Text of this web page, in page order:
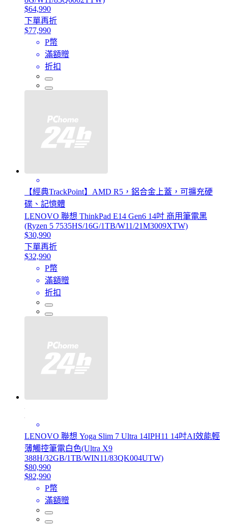
$64,990
下單再折
$77,990
P幣
滿額贈
折扣
【經典TrackPoint】AMD R5，鋁合金上蓋，可擴充硬
碟、記憶體
LENOVO 聯想 ThinkPad E14 Gen6 14吋 商用筆電黑
(Ryzen 5 7535HS/16G/1TB/W11/21M3009XTW)
$30,990
下單再折
$32,990
P幣
滿額贈
折扣
LENOVO 聯想 Yoga Slim 7 Ultra 14IPH11 14吋AI效能輕
薄觸控筆電白色(Ultra X9
388H/32GB/1TB/WIN11/83QK004UTW)
$80,990
$82,990
P幣
滿額贈